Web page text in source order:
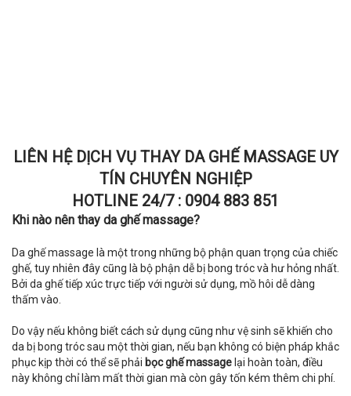
LIÊN HỆ DỊCH VỤ THAY DA GHẾ MASSAGE UY
TÍN CHUYÊN NGHIỆP
HOTLINE 24/7 : 0904 883 851
Khi nào nên thay da ghế massage?
Da ghế massage là một trong những bộ phận quan trọng của chiếc
ghế, tuy nhiên đây cũng là bộ phận dễ bị bong tróc và hư hỏng nhất.
Bởi da ghế tiếp xúc trực tiếp với người sử dụng, mồ hôi dễ dàng
thấm vào.
Do vậy nếu không biết cách sử dụng cũng như vệ sinh sẽ khiến cho
da bị bong tróc sau một thời gian, nếu bạn không có biện pháp khắc
phục kịp thời có thể sẽ phải bọc ghế massage lại hoàn toàn, điều
này không chỉ làm mất thời gian mà còn gây tốn kém thêm chi phí.